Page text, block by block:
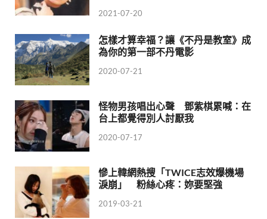
2021-07-20
怎樣才算幸福？讓《不丹是教室》成
為你的第一部不丹電影
2020-07-21
怪物男孩唱出心聲 鄧紫棋累喊：在
台上都覺得別人討厭我
2020-07-17
慘上韓網熱搜「TWICE志效爆機場
淚崩」 粉絲心疼：妳要堅強
2019-03-21